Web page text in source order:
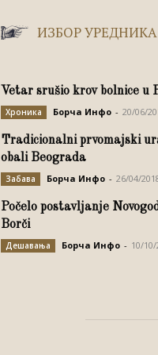
ИЗБОР УРЕДНИКА
Vetar srušio krov bolnice u
Хроника Борча Инфо - 20/06/
Tradicionalni prvomajski
obali Beograda
Забава Борча Инфо - 26/04/
Počelo postavljanje
Borči
Дешавања Борча Инфо - 10/10/